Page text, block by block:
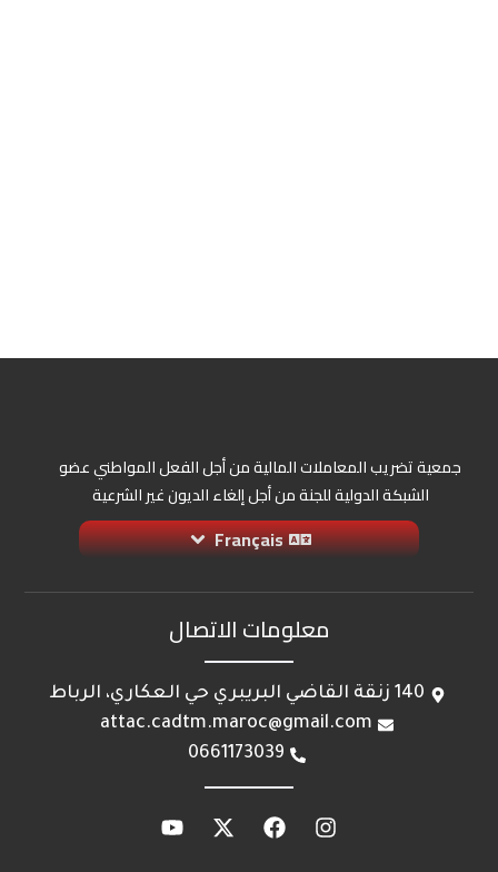
معلومات الاتصال
140 زنقة القاضي البريبري حي العكاري، الرباط
attac.cadtm.maroc@gmail.com
0661173039
جمعية تضريب المعاملات المالية من أجل الفعل المواطني عضو
الشبكة الدولية للجنة من أجل إلغاء الديون غير الشرعية
Français